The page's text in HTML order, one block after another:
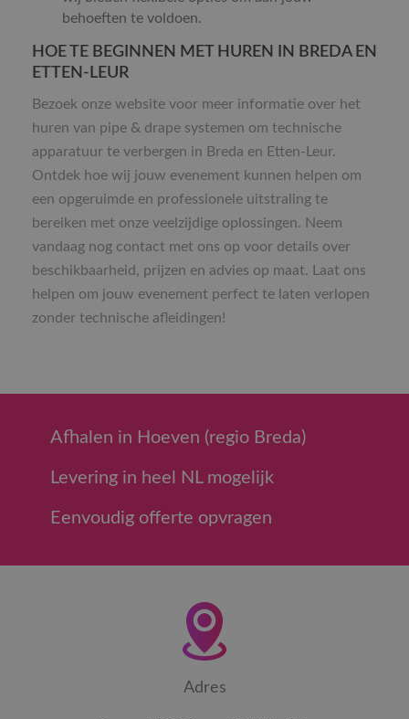
behoeften te voldoen.
HOE TE BEGINNEN MET HUREN IN BREDA EN
ETTEN-LEUR
Bezoek onze website voor meer informatie over het
huren van pipe & drape systemen om technische
apparatuur te verbergen in Breda en Etten-Leur.
Ontdek hoe wij jouw evenement kunnen helpen om
een opgeruimde en professionele uitstraling te
bereiken met onze veelzijdige oplossingen. Neem
vandaag nog contact met ons op voor details over
beschikbaarheid, prijzen en advies op maat. Laat ons
helpen om jouw evenement perfect te laten verlopen
zonder technische afleidingen!
Afhalen in Hoeven (regio Breda)
Levering in heel NL mogelijk
Eenvoudig offerte opvragen
Adres